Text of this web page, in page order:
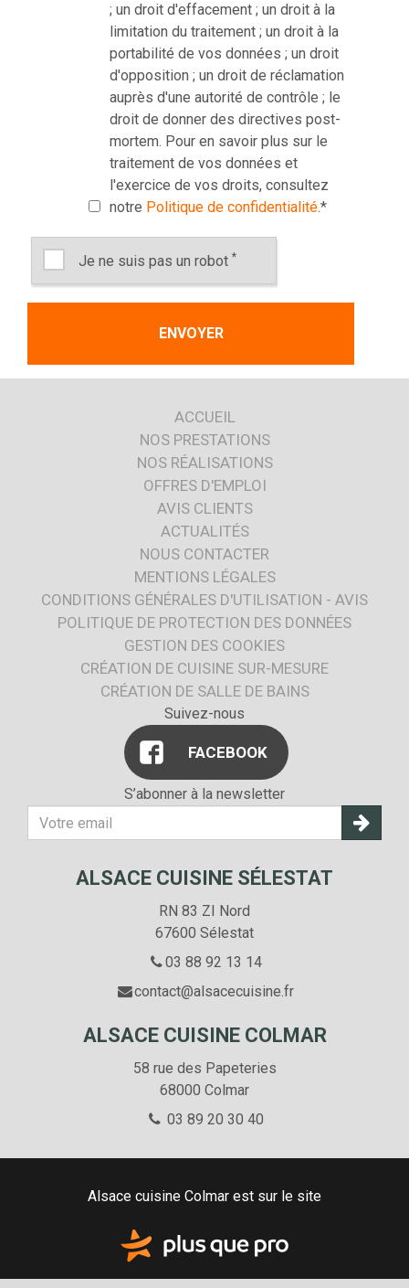
; un droit d'effacement ; un droit à la
limitation du traitement ; un droit à la
portabilité de vos données ; un droit
d'opposition ; un droit de réclamation
auprès d'une autorité de contrôle ; le
droit de donner des directives post-
mortem. Pour en savoir plus sur le
traitement de vos données et
l'exercice de vos droits, consultez
notre Politique de confidentialité.*
Je ne suis pas un robot *
ACCUEIL
NOS PRESTATIONS
NOS RÉALISATIONS
OFFRES D'EMPLOI
AVIS CLIENTS
ACTUALITÉS
NOUS CONTACTER
MENTIONS LÉGALES
CONDITIONS GÉNÉRALES D'UTILISATION - AVIS
POLITIQUE DE PROTECTION DES DONNÉES
GESTION DES COOKIES
CRÉATION DE CUISINE SUR-MESURE
CRÉATION DE SALLE DE BAINS
Suivez-nous
FACEBOOK
S’abonner à la newsletter
adresse
mail
ALSACE CUISINE SÉLESTAT
RN 83 ZI Nord
67600 Sélestat
03 88 92 13 14
contact@alsacecuisine.fr
ALSACE CUISINE COLMAR
58 rue des Papeteries
68000 Colmar
03 89 20 30 40
Alsace cuisine Colmar est sur le site